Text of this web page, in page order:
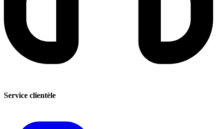
Service clientèle